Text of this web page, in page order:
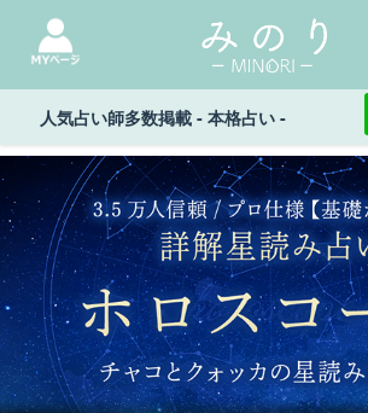
人気占い師多数掲載 - 本格占い -